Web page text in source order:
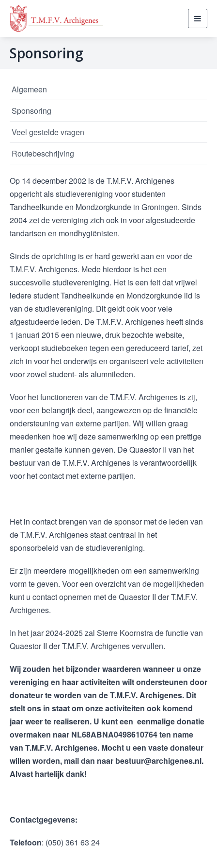
Sponsoring
Algemeen
Sponsoring
Veel gestelde vragen
Routebeschrijving
Op 14 december 2002 is de T.M.F.V. Archigenes
opgericht als studievereniging voor studenten
Tandheelkunde en Mondzorgkunde in Groningen. Sinds
2004 zet de vereniging zich ook in voor afgestudeerde
tandartsen en mondhygiënisten.
Sinds de oprichting is er hard gewerkt aan en voor de
T.M.F.V. Archigenes. Mede hierdoor is het een
succesvolle studievereniging. Het is een feit dat vrijwel
iedere student Tandheelkunde en Mondzorgkunde lid is
van de studievereniging. Dit geldt ook voor vele
afgestudeerde leden. De T.M.F.V. Archigenes heeft sinds
1 januari 2015 een nieuwe, druk bezochte website,
verkoopt studieboeken tegen een gereduceerd tarief, zet
zich in voor het onderwijs en organiseert vele activiteiten
voor zowel student- als alumnileden.
Voor het functioneren van de T.M.F.V. Archigenes is zij,
voor een belangrijk deel, aangewezen op de financiële
ondersteuning van externe partijen. Wij willen graag
meedenken hoe wij deze samenwerking op een prettige
manier gestalte kunnen geven. De Quaestor II van het
bestuur van de T.M.F.V. Archigenes is verantwoordelijk
voor het contact met externe partijen.
Het in contact brengen van de sponsor met de leden van
de T.M.F.V. Archigenes staat centraal in het
sponsorbeleid van de studievereniging.
Er zijn meerdere mogelijkheden om een samenwerking
vorm te geven. Voor een overzicht van de mogelijkheden
kunt u contact opnemen met de Quaestor II der T.M.F.V.
Archigenes.
In het jaar 2024-2025 zal Sterre Koornstra de functie van
Quaestor II der T.M.F.V. Archigenes vervullen.
Wij zouden het bijzonder waarderen wanneer u onze
vereniging en haar activiteiten wilt ondersteunen door
donateur te worden van de T.M.F.V. Archigenes. Dit
stelt ons in staat om onze activiteiten ook komend
jaar weer te realiseren. U kunt een eenmalige donatie
overmaken naar NL68ABNA0498610764​ ten name
van T.M.F.V. Archigenes. Mocht u een vaste donateur
willen worden, mail dan naar bestuur@archigenes.nl.
Alvast hartelijk dank!
Contactgegevens:
Telefoon: (050) 361 63 24